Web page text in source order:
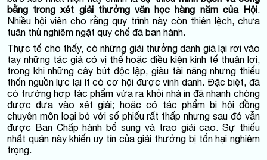
bằng trong xét giải thưởng văn học hàng năm của Hội.
Nhiều hội viên cho rằng quy trình này còn thiên lệch, chưa
tuân thủ nghiêm ngặt quy chế đã ban hành.
Thực tế cho thấy, có những giải thưởng danh giá lại rơi vào
tay những tác giả có vị thế hoặc điều kiện kinh tế thuận lợi,
trong khi những cây bút độc lập, giàu tài năng nhưng thiếu
thốn nguồn lực lại ít có cơ hội được vinh danh. Đặc biệt, đã
có trường hợp tác phẩm vừa ra khỏi nhà in đã nhanh chóng
được đưa vào xét giải; hoặc có tác phẩm bị hội đồng
chuyên môn loại bỏ với số phiếu rất thấp nhưng sau đó vẫn
được Ban Chấp hành bổ sung và trao giải cao. Sự thiếu
nhất quán này khiến uy tín của giải thưởng bị tổn hại nghiêm
trọng.